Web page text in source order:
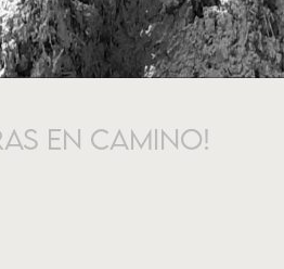
en camino!